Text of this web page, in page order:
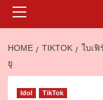
Menu
HOME TIKTOK
ใบเ
ยู
Idol TikTok